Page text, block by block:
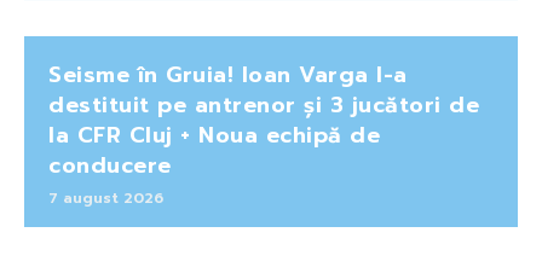
Seisme în Gruia! Ioan Varga l-a
destituit pe antrenor și 3 jucători de
la CFR Cluj + Noua echipă de
conducere
7 august 2026